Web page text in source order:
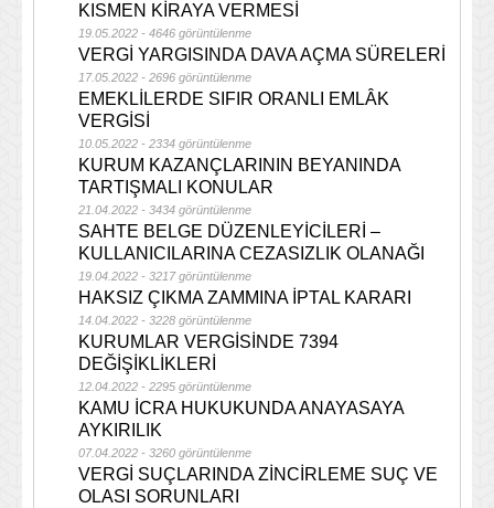
KISMEN KİRAYA VERMESİ
19.05.2022 - 4646 görüntülenme
VERGİ YARGISINDA DAVA AÇMA SÜRELERİ
17.05.2022 - 2696 görüntülenme
EMEKLİLERDE SIFIR ORANLI EMLÂK
VERGİSİ
10.05.2022 - 2334 görüntülenme
KURUM KAZANÇLARININ BEYANINDA
TARTIŞMALI KONULAR
21.04.2022 - 3434 görüntülenme
SAHTE BELGE DÜZENLEYİCİLERİ –
KULLANICILARINA CEZASIZLIK OLANAĞI
19.04.2022 - 3217 görüntülenme
HAKSIZ ÇIKMA ZAMMINA İPTAL KARARI
14.04.2022 - 3228 görüntülenme
KURUMLAR VERGİSİNDE 7394
DEĞİŞİKLİKLERİ
12.04.2022 - 2295 görüntülenme
KAMU İCRA HUKUKUNDA ANAYASAYA
AYKIRILIK
07.04.2022 - 3260 görüntülenme
VERGİ SUÇLARINDA ZİNCİRLEME SUÇ VE
OLASI SORUNLARI